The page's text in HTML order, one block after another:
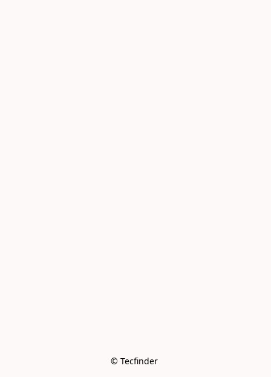
© Tecfinder